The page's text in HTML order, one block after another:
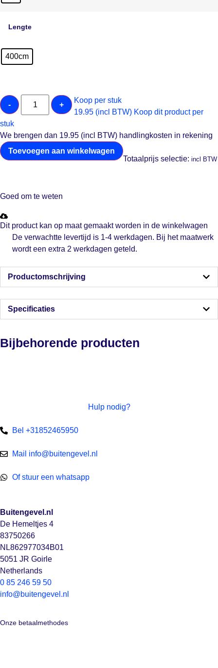
Lengte
400cm
- +
Koop per stuk
19.95 (incl BTW) Koop dit product per
stuk
We brengen dan 19.95 (incl BTW) handlingkosten in rekening
Toevoegen aan winkelwagen
Totaalprijs selectie: incl BTW
Goed om te weten
Dit product kan op maat gemaakt worden in de winkelwagen
De verwachtte levertijd is 1-4 werkdagen. Bij het maatwerk
wordt een extra 2 werkdagen geteld.
Productomschrijving
Specificaties
Bijbehorende producten
Hulp nodig?
Bel +31852465950
Mail info@buitengevel.nl
Of stuur een whatsapp
Buitengevel.nl
De Hemeltjes 4
83750266
NL862977034B01
5051 JR Goirle
Netherlands
0 85 246 59 50
info@buitengevel.nl
Onze betaalmethodes